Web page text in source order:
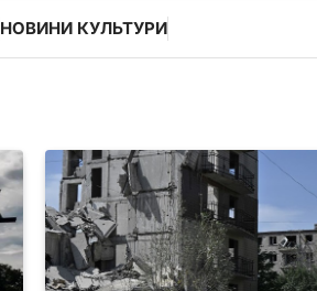
НОВИНИ КУЛЬТУРИ